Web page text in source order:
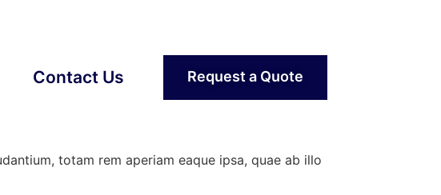
Contact Us Request a Quote
and disadvantages
in consequat. Fusce sodales augue a accumsan. Cras
nisi. Aenean vulputate eleifend tellus. Aenean leo
totam rem aperiam eaque ipsa, quae ab illo